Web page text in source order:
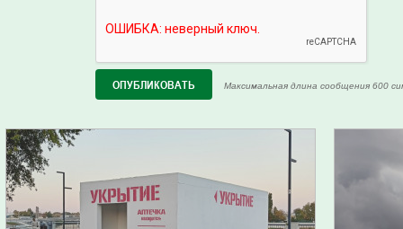
Максимальная длина сообщения 600